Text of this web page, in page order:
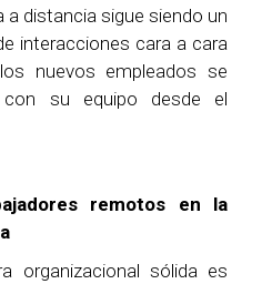
distancia sigue siendo un
interacciones cara a cara
nuevos empleados se
su equipo desde el
remotos en la
organizacional sólida es